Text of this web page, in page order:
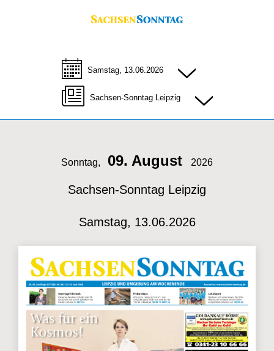
Samstag, 13.06.2026
Sachsen-Sonntag Leipzig
Sonntag, 09. August 2026
Sachsen-Sonntag Leipzig
Samstag, 13.06.2026